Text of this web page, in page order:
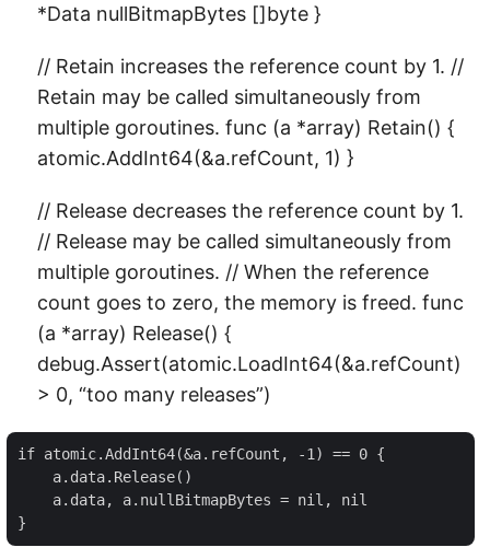
*Data nullBitmapBytes []byte }
// Retain increases the reference count by 1. //
Retain may be called simultaneously from
multiple goroutines. func (a *array) Retain() {
atomic.AddInt64(&a.refCount, 1) }
// Release decreases the reference count by 1.
// Release may be called simultaneously from
multiple goroutines. // When the reference
count goes to zero, the memory is freed. func
(a *array) Release() {
debug.Assert(atomic.LoadInt64(&a.refCount)
> 0, “too many releases”)
if atomic.AddInt64(&a.refCount, -1) == 0 {
    a.data.Release()
    a.data, a.nullBitmapBytes = nil, nil